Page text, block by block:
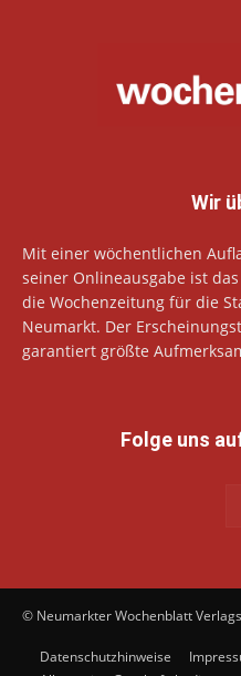
Wir
Mit einer wöchentlichen
seiner Onlineausgabe ist das
die Wochenzeitung für die
Neumarkt. Der
garantiert größte
Folge uns
© Neumarkter Wochenblatt
Datenschutzhinweise